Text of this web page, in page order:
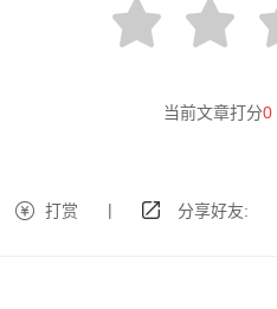
当前文章打分0
打赏 | 分享好友: